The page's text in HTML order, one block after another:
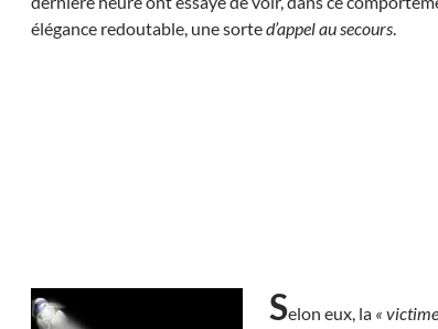
élégance redoutable, une sorted’appel au secours.
Selon eux, la «